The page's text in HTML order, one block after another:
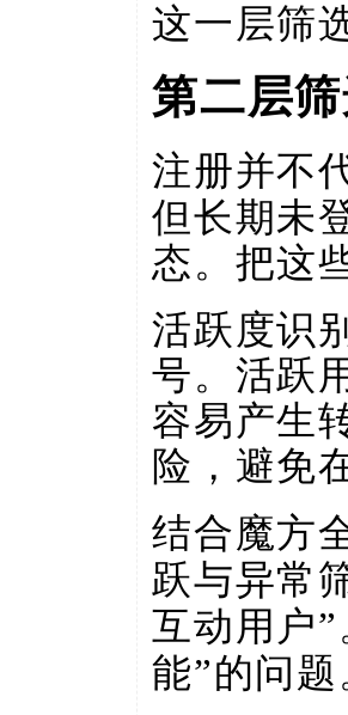
这一层筛
第二层
注册并不
但长期未
态。把这
活跃度识
号。活跃
容易产生
险，避免
结合魔方
跃与异常
互动用户
能”的问题